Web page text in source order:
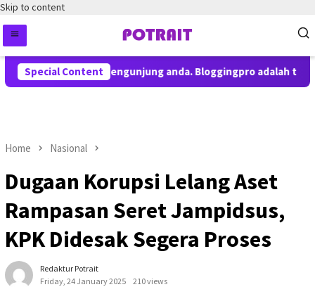
Skip to content
Special Content
kepada pengunjung anda. Bloggingpro adalah
Home Nasional
Dugaan Korupsi Lelang Aset
Rampasan Seret Jampidsus,
KPK Didesak Segera Proses
Redaktur Potrait
Friday, 24 January 2025
210 views